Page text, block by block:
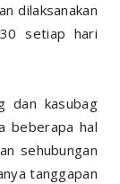
dilaksanakan
setiap hari
dan kasubag
beberapa hal
sehubungan
tanggapan